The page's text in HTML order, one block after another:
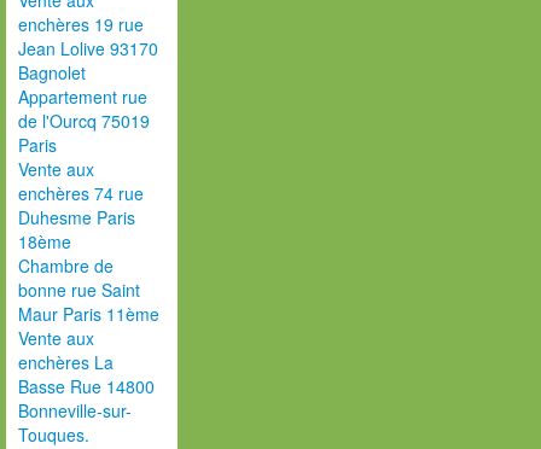
enchères 19 rue
Jean Lolive 93170
Bagnolet
Appartement rue
de l'Ourcq 75019
Paris
Vente aux
enchères 74 rue
Duhesme Paris
18ème
Chambre de
bonne rue Saint
Maur Paris 11ème
Vente aux
enchères La
Basse Rue 14800
Bonneville-sur-
Touques.